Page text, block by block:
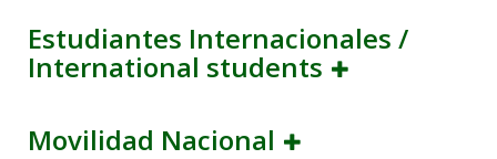
Estudiantes Internacionales /
International students
Movilidad Nacional